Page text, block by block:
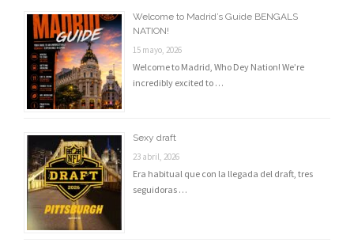
Welcome to Madrid’s Guide BENGALS
NATION!
15 mayo, 2026
Welcome to Madrid, Who Dey Nation! We’re
incredibly excited to …
Sexy draft
23 abril, 2026
Era habitual que con la llegada del draft, tres
seguidoras …